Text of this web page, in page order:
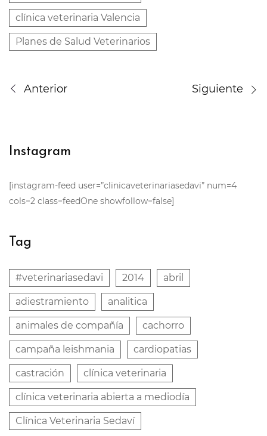
clínica veterinaria Valencia
Planes de Salud Veterinarios
Anterior Siguiente
Instagram
[instagram-feed user=”clinicaveterinariasedavi” num=4
cols=2 class=feedOne showfollow=false]
Tag
#veterinariasedavi 2014 abril
adiestramiento analitica
animales de compañía cachorro
campaña leishmania cardiopatias
castración clínica veterinaria
clínica veterinaria abierta a mediodía
Clínica Veterinaria Sedaví